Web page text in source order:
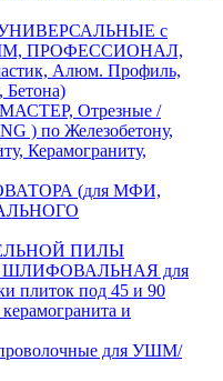
с
ПРОФЕССИОНАЛ,
Алюм. Профиль,
Бетона)
Отрезные /
) по Железобетону,
Керамограниту,
(для МФИ,
ПИЛЫ
для
плиток под 45 и 90
и
для УШМ/